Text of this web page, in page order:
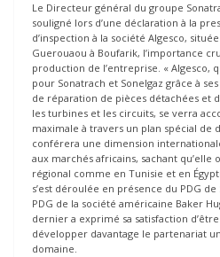
Le Directeur général du groupe
souligné lors d’une déclaration à la
d’inspection à la société Algesco,
Guerouaou à Boufarik, l’importance
production de l’entreprise. «
pour Sonatrach et Sonelgaz grâce à
de réparation de pièces détachées et
les turbines et les circuits, se verra
maximale à travers un plan spécial de
conférera une dimension
aux marchés africains, sachant
régional comme en Tunisie et en
s’est déroulée en présence du PDG
PDG de la société américaine Baker
dernier a exprimé sa satisfaction
développer davantage le partenariat
domaine.